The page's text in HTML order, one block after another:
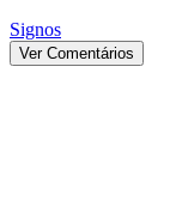
Signos
Ver Comentários